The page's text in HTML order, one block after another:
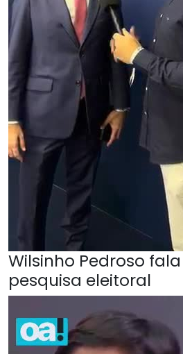
Wilsinho Pedroso
pesquisa eleitoral